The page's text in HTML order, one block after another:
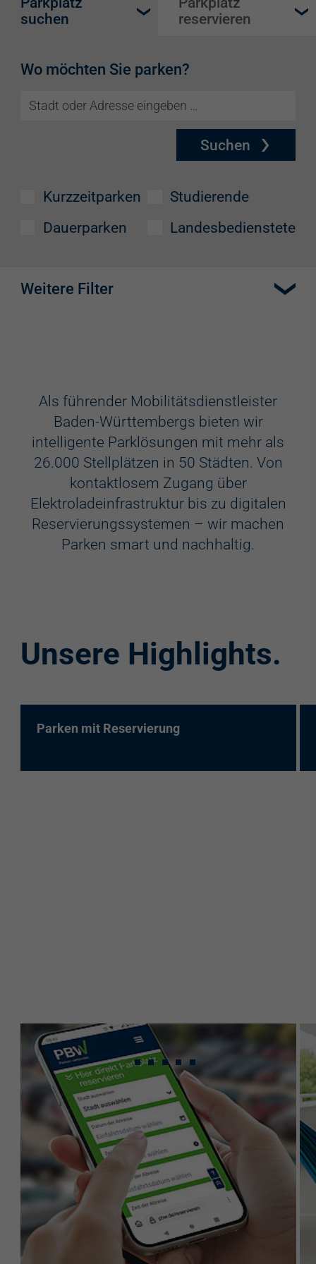
suchen
reservieren
Wo möchten Sie parken?
Suchen
Kurzzeitparken
Dauerparken
Studierende
Landesbedienstete
Weitere Filter
Aufzug
Videokameras
Schülerkunst
Behindertenstellplätze
Familienstellplätze
re:charge-Karte
Als führender Mobilitätsdienstleister
Baden-Württembergs bieten wir
intelligente Parklösungen mit mehr als
26.000 Stellplätzen in 50 Städten. Von
kontaktlosem Zugang über
Elektroladeinfrastruktur bis zu digitalen
Reservierungssystemen – wir machen
Parken smart und nachhaltig.
Unsere Highlights.
Parken mit Reservierung
Gebündeltes Know-
how für maximale
Leistung.